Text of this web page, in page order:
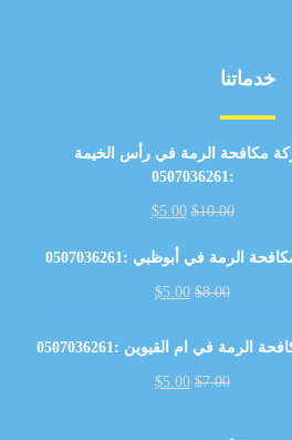
خدماتنا
مكافحة الرمة في رأس الخيمة
:0507036261
$10.00
$5.00
الرمة في أبوظبي :0507036261
$8.00
$5.00
الرمة في ام القيوين :0507036261
$7.00
$5.00